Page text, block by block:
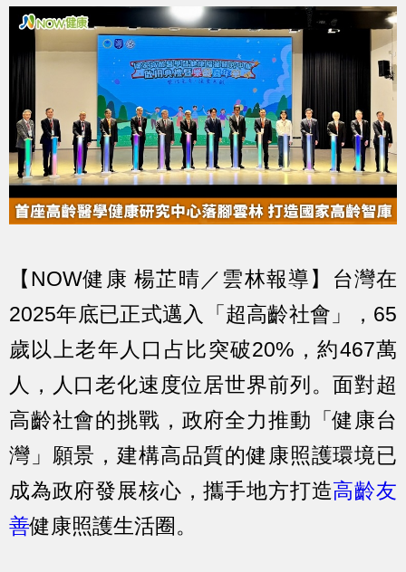
【NOW健康 楊芷晴／雲林報導】台灣在
2025年底已正式邁入「超高齡社會」，65
歲以上老年人口占比突破20%，約467萬
人，人口老化速度位居世界前列。面對超
高齡社會的挑戰，政府全力推動「健康台
灣」願景，建構高品質的健康照護環境已
成為政府發展核心，攜手地方打造高齡友
善健康照護生活圈。